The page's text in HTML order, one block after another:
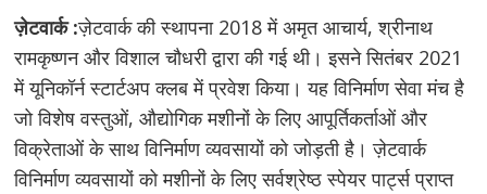
ज़ेटवार्क :ज़ेटवार्क की स्थापना 2018 में अमृत आचार्य, श्रीनाथ
रामकृष्णन और विशाल चौधरी द्वारा की गई थी। इसने सितंबर 2021
में यूनिकॉर्न स्टार्टअप क्लब में प्रवेश किया। यह विनिर्माण सेवा मंच है
जो विशेष वस्तुओं, औद्योगिक मशीनों के लिए आपूर्तिकर्ताओं और
विक्रेताओं के साथ विनिर्माण व्यवसायों को जोड़ती है। ज़ेटवार्क
विनिर्माण व्यवसायों को मशीनों के लिए सर्वश्रेष्ठ स्पेयर पार्ट्स प्राप्त